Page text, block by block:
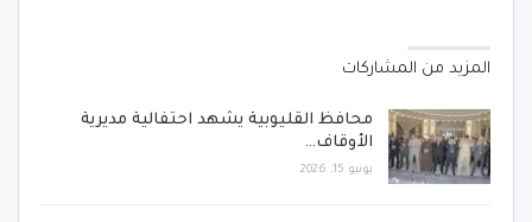
المزيد من المشاركات
محافظ القليوبية يشهد احتفالية مديرية
الأوقاف…
يونيو 15, 2026